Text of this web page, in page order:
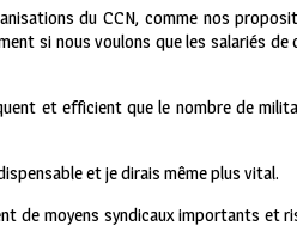
du CCN, comme nos
si nous voulons que les salariés de
et efficient que le nombre de
et je dirais même plus vital.
de moyens syndicaux importants et